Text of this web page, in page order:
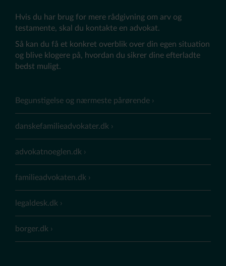
Hvis du har brug for mere rådgivning om arv og
testamente, skal du kontakte en advokat.
Så kan du få et konkret overblik over din egen situation
og blive klogere på, hvordan du sikrer dine efterladte
bedst muligt.
Begunstigelse og nærmeste pårørende
danskefamilieadvokater.dk
advokatnoeglen.dk
familieadvokaten.dk
legaldesk.dk
borger.dk